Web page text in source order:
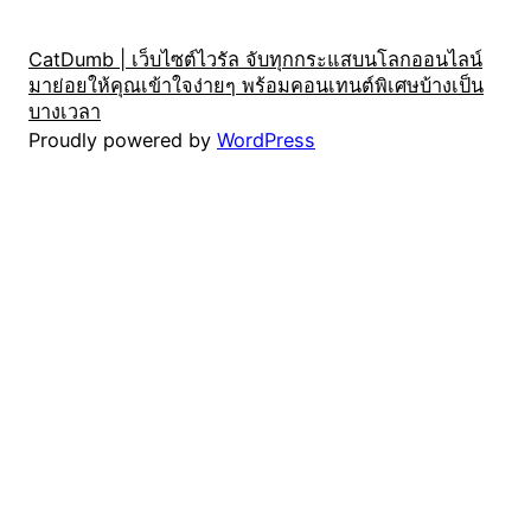
CatDumb | เว็บไซต์ไวรัล จับทุกกระแสบนโลกออนไลน์
มาย่อยให้คุณเข้าใจง่ายๆ พร้อมคอนเทนต์พิเศษบ้างเป็น
บางเวลา
Proudly powered by WordPress